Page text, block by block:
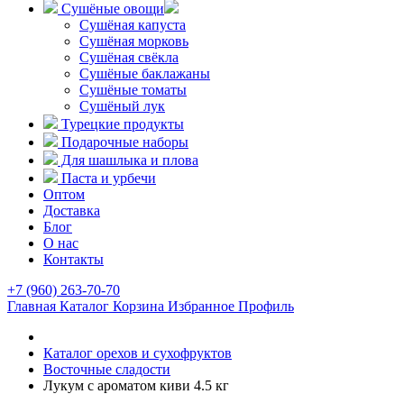
Сушёные овощи
Сушёная капуста
Сушёная морковь
Сушёная свёкла
Сушёные баклажаны
Сушёные томаты
Сушёный лук
Турецкие продукты
Подарочные наборы
Для шашлыка и плова
Паста и урбечи
Оптом
Доставка
Блог
О нас
Контакты
+7 (960) 263-70-70
Главная Каталог Корзина Избранное Профиль
Каталог орехов и сухофруктов
Восточные сладости
Лукум с ароматом киви 4.5 кг